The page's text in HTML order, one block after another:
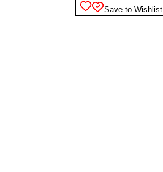
Save to Wishlist